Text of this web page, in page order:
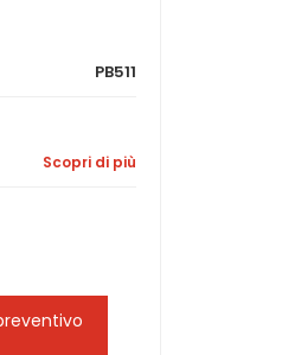
PB511
Scopri di più